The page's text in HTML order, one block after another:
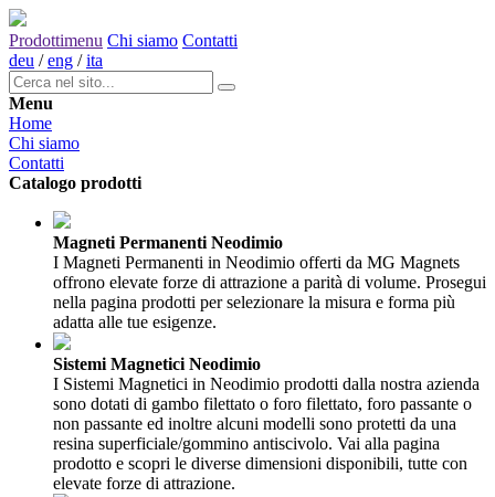
Prodottimenu Chi siamo Contatti
deu /eng /ita
Menu
Home
Chi siamo
Contatti
Catalogo prodotti
Magneti Permanenti Neodimio
I Magneti Permanenti in Neodimio offerti da MG Magnets
offrono elevate forze di attrazione a parità di volume. Prosegui
nella pagina prodotti per selezionare la misura e forma più
adatta alle tue esigenze.
Sistemi Magnetici Neodimio
I Sistemi Magnetici in Neodimio prodotti dalla nostra azienda
sono dotati di gambo filettato o foro filettato, foro passante o
non passante ed inoltre alcuni modelli sono protetti da una
resina superficiale/gommino antiscivolo. Vai alla pagina
prodotto e scopri le diverse dimensioni disponibili, tutte con
elevate forze di attrazione.